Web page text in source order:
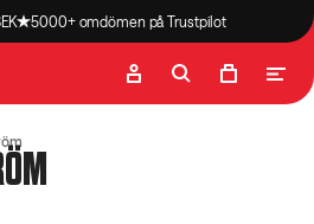
5000+ omdömen på Trustpilot